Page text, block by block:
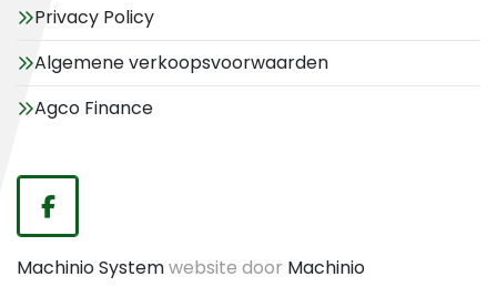
Privacy Policy
Algemene verkoopsvoorwaarden
Agco Finance
facebook
Machinio Systemwebsite door Machinio